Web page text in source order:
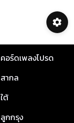
คอร์ดเพลงโปรด
สากล
ใต้
ลูกกรุง